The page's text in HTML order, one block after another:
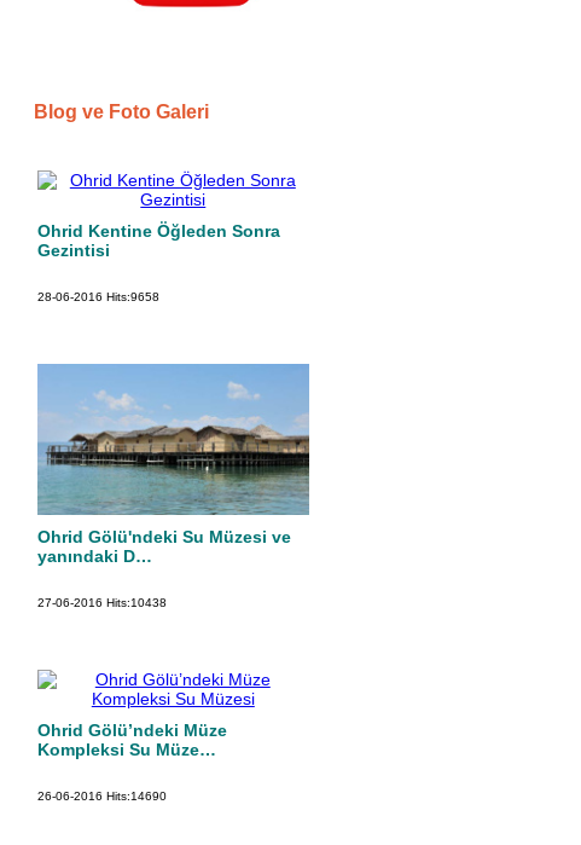
Blog ve Foto Galeri
Ohrid Kentine Öğleden Sonra
Gezintisi
28-06-2016 Hits:9658
Ohrid Gölü'ndeki Su Müzesi ve
yanındaki D…
27-06-2016 Hits:10438
Ohrid Gölü’ndeki Müze
Kompleksi Su Müze…
26-06-2016 Hits:14690